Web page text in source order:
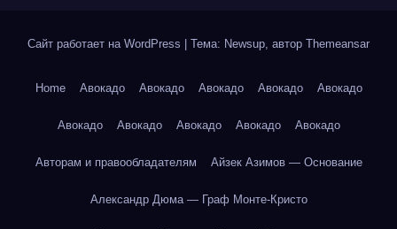
Сайт работает на WordPress Тема: Newsup, автор Themeansar
Home Авокадо Авокадо Авокадо Авокадо Авокадо
Авокадо Авокадо Авокадо Авокадо Авокадо
Авторам и правообладателям Айзек Азимов — Основание
Александр Дюма — Граф Монте-Кристо